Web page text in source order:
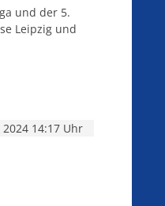
und der 5.
Leipzig und
14:17 Uhr